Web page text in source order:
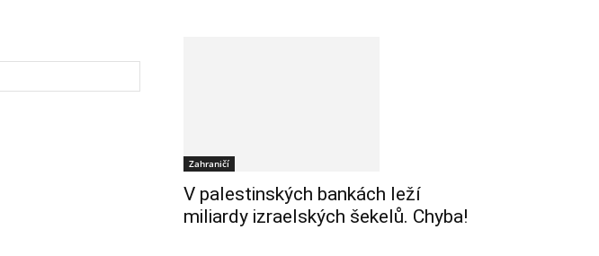
Zahraničí
V palestinských bankách leží
miliardy izraelských šekelů. Chyba!